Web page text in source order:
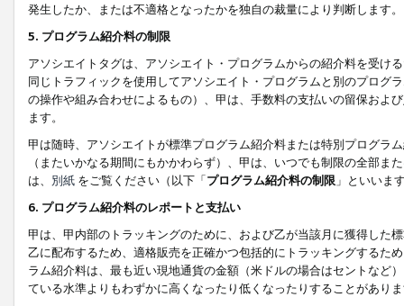
発生したか、または不適格となったかを独自の裁量により判断します。
5. プログラム紹介料の制限
アソシエイトタグは、アソシエイト・プログラムからの紹介料を受け
同じトラフィックを使用してアソシエイト・プログラムと別のプログ
の操作や組み合わせによるもの）、甲は、手数料の支払いの留保およ
ます。
甲は随時、アソシエイトが標準プログラム紹介料または特別プログラ
（またいかなる期間にもかかわらず）、甲は、いつでも制限の全部
は、 別紙 をご覧ください（以下「プログラム紹介料の制限 」といいま
6. プログラム紹介料のレポートと支払い
甲は、甲内部のトラッキングのために、および乙が当該月に獲得した
乙に配布するため、適格販売を正確かつ包括的にトラッキングするた
ラム紹介料は、最も近い現地通貨の金額（米ドルの場合はセントなど
ている水準よりもわずかに高くなったり低くなったりすることがあり